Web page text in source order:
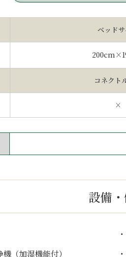
ベッド
コネクト
×
設備
機（加湿機能付）